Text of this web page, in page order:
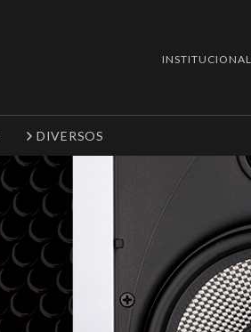
INSTITUCIONAL
DIVERSOS